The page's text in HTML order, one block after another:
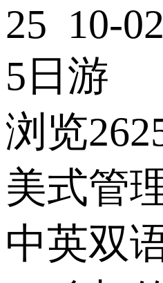
25 10-
5日游
浏览
美式管
中英双